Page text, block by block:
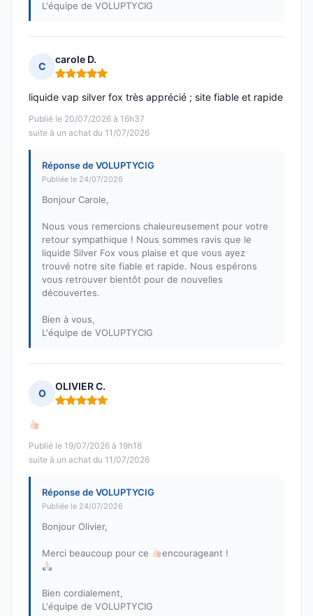
L'équipe de VOLUPTYCIG
C
carole D.
Note : 5 sur 5
Publié le 20/07/2026 à 16h37
suite à un achat du 11/07/2026
liquide vap silver fox très apprécié ; site fiable et rapide
Réponse de VOLUPTYCIG
Publiée le 24/07/2026
Bonjour Carole,
Nous vous remercions chaleureusement pour votre
retour sympathique ! Nous sommes ravis que le
liquide Silver Fox vous plaise et que vous ayez
trouvé notre site fiable et rapide. Nous espérons
vous retrouver bientôt pour de nouvelles
découvertes.
Bien à vous,
L'équipe de VOLUPTYCIG
O
OLIVIER C.
Note : 5 sur 5
Publié le 19/07/2026 à 19h18
suite à un achat du 11/07/2026
Réponse de VOLUPTYCIG
Publiée le 24/07/2026
Bonjour Olivier,
Merci beaucoup pour ce encourageant !
Bien cordialement,
L'équipe de VOLUPTYCIG